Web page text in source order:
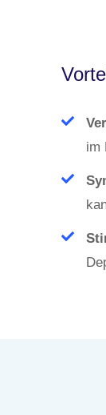
im